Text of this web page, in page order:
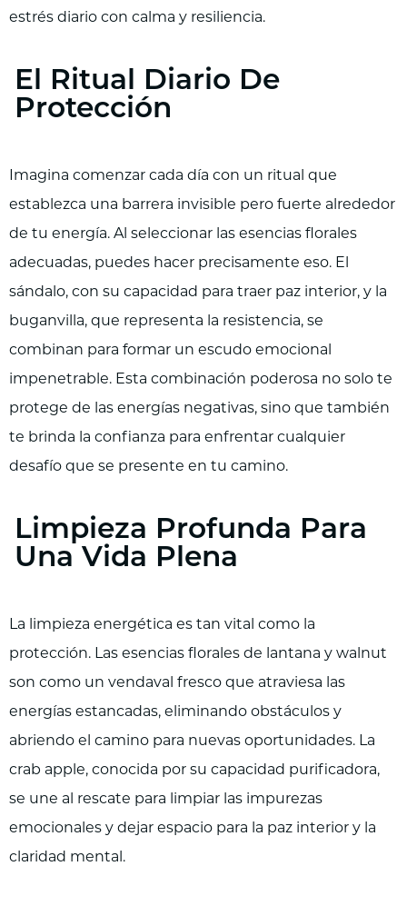
estrés diario con calma y resiliencia.
El Ritual Diario De
Protección
Imagina comenzar cada día con un ritual que
establezca una barrera invisible pero fuerte alrededor
de tu energía. Al seleccionar las esencias florales
adecuadas, puedes hacer precisamente eso. El
sándalo, con su capacidad para traer paz interior, y la
buganvilla, que representa la resistencia, se
combinan para formar un escudo emocional
impenetrable. Esta combinación poderosa no solo te
protege de las energías negativas, sino que también
te brinda la confianza para enfrentar cualquier
desafío que se presente en tu camino.
Limpieza Profunda Para
Una Vida Plena
La limpieza energética es tan vital como la
protección. Las esencias florales de lantana y walnut
son como un vendaval fresco que atraviesa las
energías estancadas, eliminando obstáculos y
abriendo el camino para nuevas oportunidades. La
crab apple, conocida por su capacidad purificadora,
se une al rescate para limpiar las impurezas
emocionales y dejar espacio para la paz interior y la
claridad mental.